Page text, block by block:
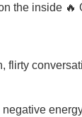
the inside
flirty